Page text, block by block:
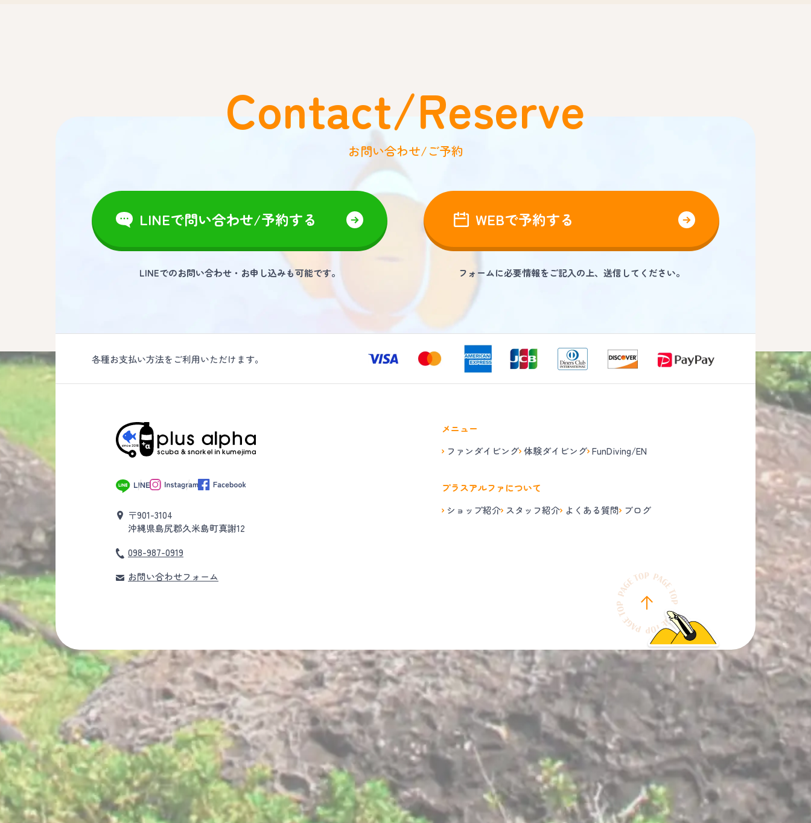
Contact/Reserve
お問い合わせ/ご予約
LINEで問い合わせ/予約する
LINEでのお問い合わせ・お申し込みも可能です。
WEBで予約する
フォームに必要情報をご記入の上、送信してください。
各種お支払い方法をご利用いただけます。
〒901-3104
沖縄県島尻郡久米島町真謝12
098-987-0919
お問い合わせフォーム
メニュー
ファンダイビング 体験ダイビング FunDiving/EN
プラスアルファについて
ショップ紹介 スタッフ紹介 よくある質問 ブログ